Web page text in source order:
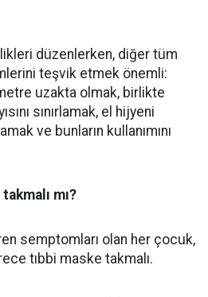
düzenlerken, diğer tüm
teşvik etmek önemli:
uzakta olmak, birlikte
sınırlamak, el hijyeni
ve bunların kullanımını
mı?
semptomları olan her çocuk,
tıbbi maske takmalı.